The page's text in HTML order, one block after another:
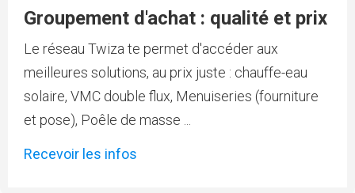
Groupement d'achat : qualité et prix
Le réseau Twiza te permet d'accéder aux
meilleures solutions, au prix juste : chauffe-eau
solaire, VMC double flux, Menuiseries (fourniture
et pose), Poêle de masse ...
Recevoir les infos